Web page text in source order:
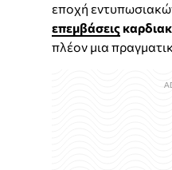
εποχή
επεμβάσεις
πλέον μια